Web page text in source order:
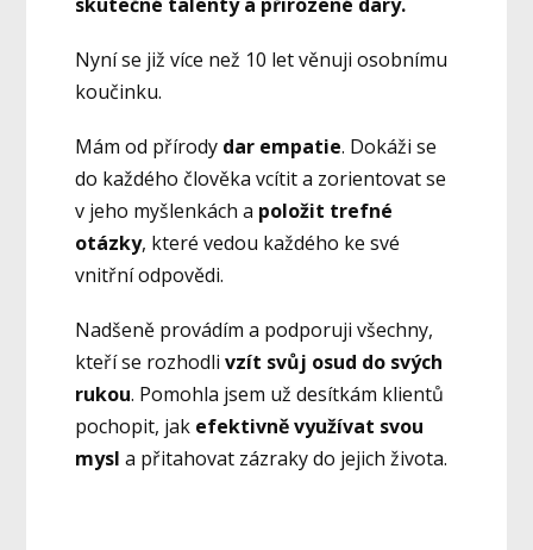
Nyní se již více než 10 let věnuji osobnímu
koučinku.
Mám od přírody dar empatie. Dokáži se
do každého člověka vcítit a zorientovat se
v jeho myšlenkách a položit trefné
otázky, které vedou každého ke své
vnitřní odpovědi.
Nadšeně provádím a podporuji všechny,
kteří se rozhodli vzít svůj osud do svých
rukou. Pomohla jsem už desítkám klientů
pochopit, jak efektivně využívat svou
mysl a přitahovat zázraky do jejich života.